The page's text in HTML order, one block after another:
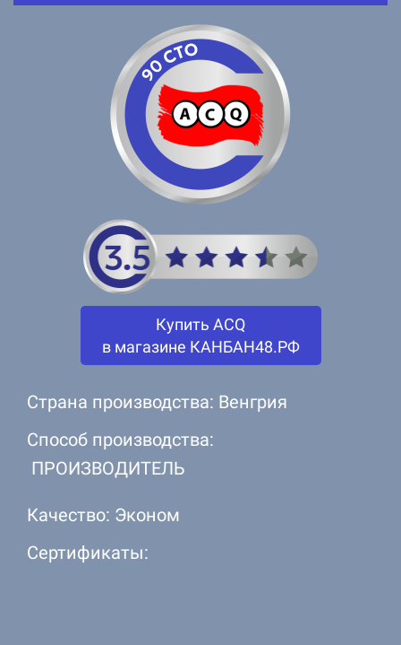
Купить ACQ
в магазине КАНБАН48.РФ
Страна производства: Венгрия
Способ производства:
ПРОИЗВОДИТЕЛЬ
Качество: Эконом
Сертификаты: